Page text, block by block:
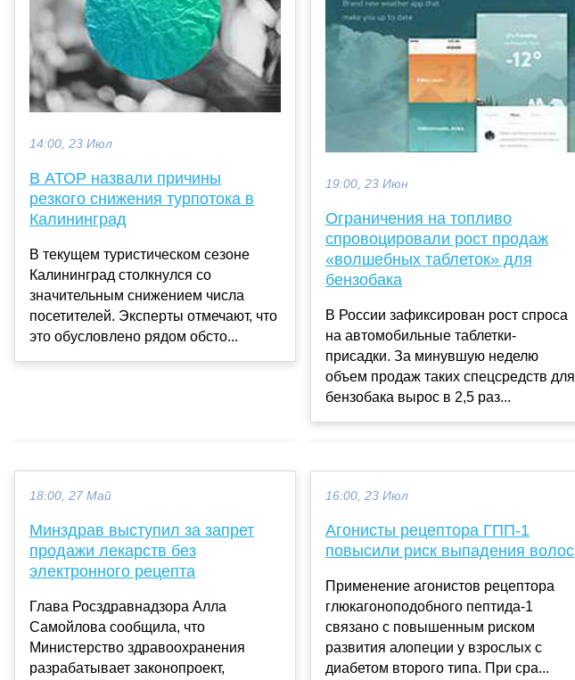
14:00, 23 Июл
В АТОР назвали причины
резкого снижения турпотока в
Калининград
В текущем туристическом сезоне
Калининград столкнулся со
значительным снижением числа
посетителей. Эксперты отмечают, что
это обусловлено рядом обсто...
19:00, 23 Июн
Ограничения на топливо
спровоцировали рост продаж
«волшебных таблеток» для
бензобака
В России зафиксирован рост спроса
на автомобильные таблетки-
присадки. За минувшую неделю
объем продаж таких спецсредств для
бензобака вырос в 2,5 раз...
18:00, 27 Май
Минздрав выступил за запрет
продажи лекарств без
электронного рецепта
Глава Росздравнадзора Алла
Самойлова сообщила, что
Министерство здравоохранения
разрабатывает законопроект,
16:00, 23 Июл
Агонисты рецептора ГПП-1
повысили риск выпадения волос
Применение агонистов рецептора
глюкагоноподобного пептида-1
связано с повышенным риском
развития алопеции у взрослых с
диабетом второго типа. При сра...